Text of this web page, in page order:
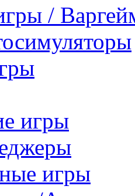
/
игры
игры